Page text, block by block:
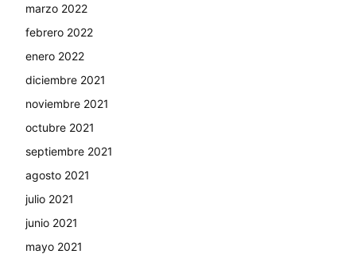
marzo 2022
febrero 2022
enero 2022
diciembre 2021
noviembre 2021
octubre 2021
septiembre 2021
agosto 2021
julio 2021
junio 2021
mayo 2021